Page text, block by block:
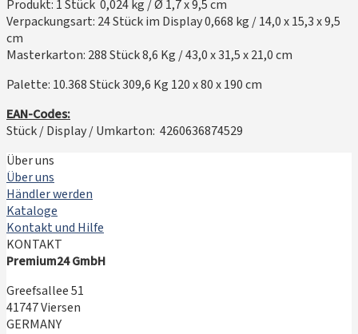
Produkt: 1 Stück 0,024 kg / Ø 1,7 x 9,5 cm
Verpackungsart: 24 Stück im Display 0,668 kg / 14,0 x 15,3 x 9,5
cm
Masterkarton: 288 Stück 8,6 Kg / 43,0 x 31,5 x 21,0 cm
Palette: 10.368 Stück 309,6 Kg 120 x 80 x 190 cm
EAN-Codes:
Stück / Display / Umkarton: 4260636874529
Über uns
Über uns
Händler werden
Kataloge
Kontakt und Hilfe
KONTAKT
Premium24 GmbH
Greefsallee 51
41747 Viersen
GERMANY